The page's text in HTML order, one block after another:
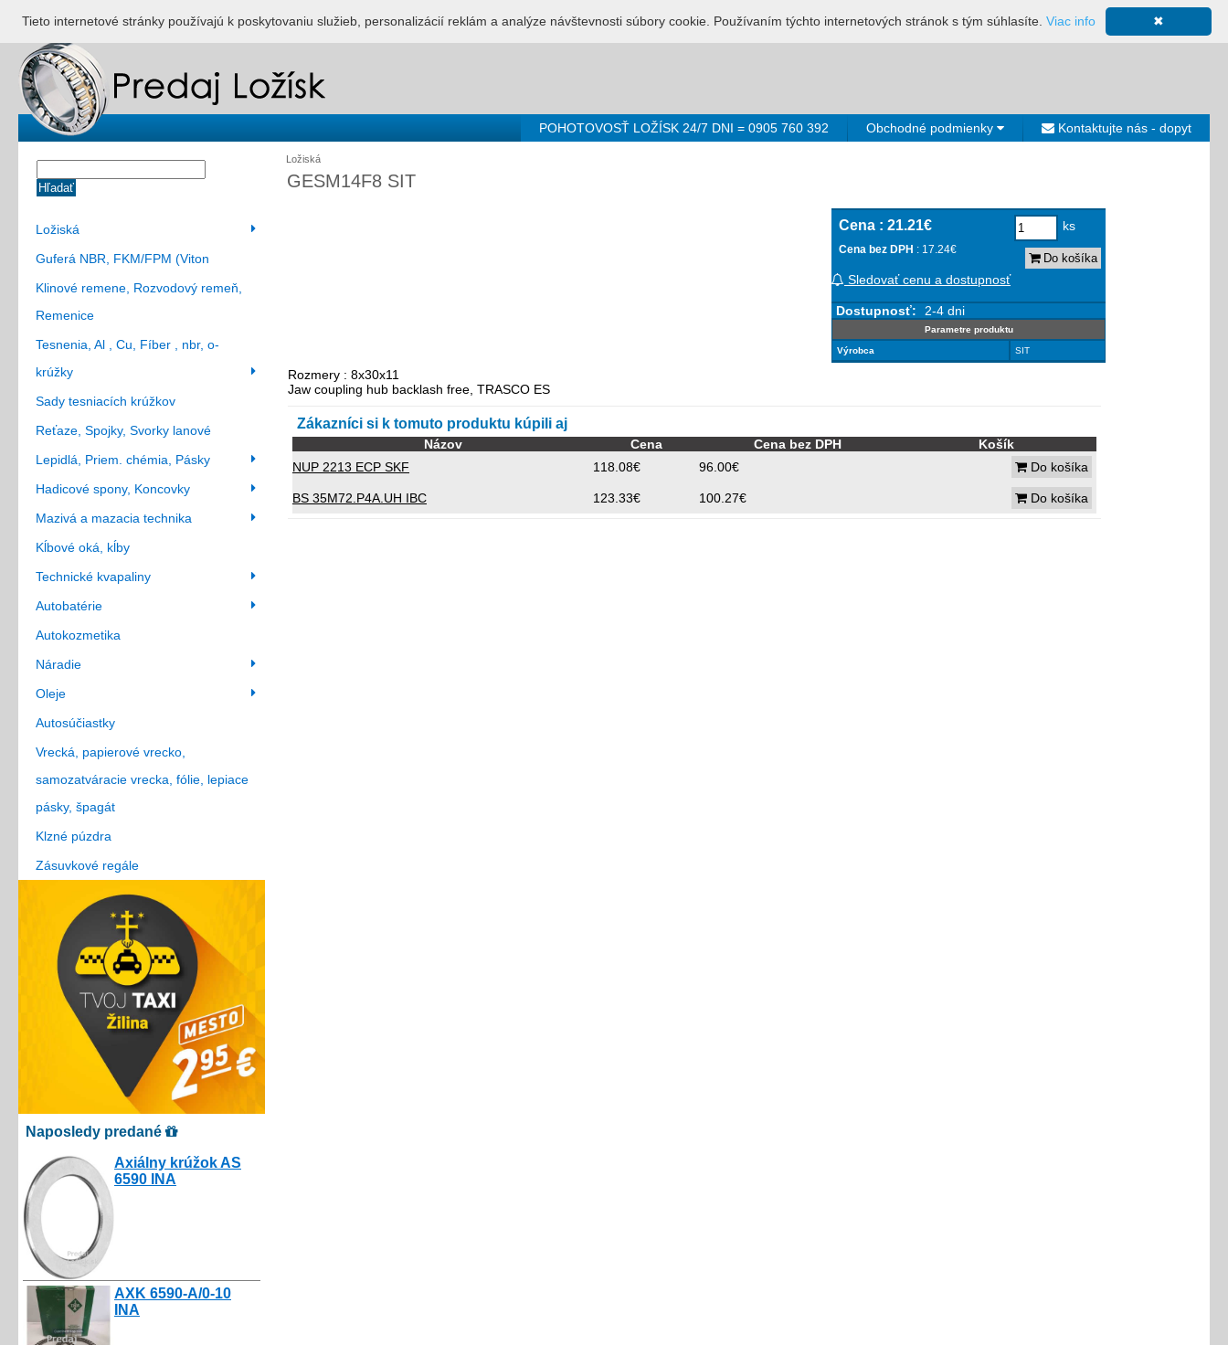
ÚVOD NONSTOP SLUŽBA PRE LOŽISKÁ - 0905 760 392 Prihlásenie Registrácia Mapa stránky Výkup ložísk Neplatiči
POHOTOVOSŤ LOŽÍSK 24/7 DNI = 0905 760 392 Obchodné podmienky Kontaktujte nás - dopyt
Hľadať
Ložiská
Guferá NBR, FKM/FPM (Viton
Klinové remene, Rozvodový remeň,
Remenice
Tesnenia, Al , Cu, Fíber , nbr, o-
krúžky
Sady tesniacích krúžkov
Reťaze, Spojky, Svorky lanové
Lepidlá, Priem. chémia, Pásky
Hadicové spony, Koncovky
Mazivá a mazacia technika
Kĺbové oká, kĺby
Technické kvapaliny
Autobatérie
Autokozmetika
Náradie
Oleje
Autosúčiastky
Vrecká, papierové vrecko,
samozatváracie vrecka, fólie, lepiace
pásky, špagát
Klzné púzdra
Zásuvkové regále
Naposledy predané
Axiálny krúžok AS
6590 INA
AXK 6590-A/0-10
INA
Ložiská
GESM14F8 SIT
Cena : 21.21€ ks
Cena bez DPH : 17.24€
Do košíka
Sledovať cenu a dostupnosť
Dostupnosť: 2-4 dni
Parametre produktu
Výrobca SIT
Rozmery : 8x30x11
Jaw coupling hub backlash free, TRASCO ES
Zákazníci si k tomuto produktu kúpili aj
Názov Cena Cena bez DPH
Košík
NUP 2213 ECP SKF
118.08€ 96.00€ Do košíka
BS 35M72.P4A.UH IBC 123.33€ 100.27€ Do košíka
✖
Tieto internetové stránky používajú k poskytovaniu služieb, personalizácií reklám a analýze návštevnosti súbory cookie. Používaním týchto internetových stránok s tým súhlasíte. Viac info